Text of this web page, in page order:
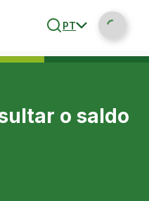
PT
o saldo